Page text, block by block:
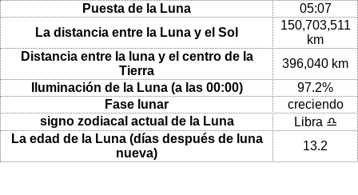
Puesta de la Luna
05:07
La distancia entre la Luna y el Sol
150,703,511
km
Distancia entre la luna y el centro de la
Tierra
396,040 km
Iluminación de la Luna (a las 00:00)
97.2%
Fase lunar
creciendo
signo zodiacal actual de la Luna
Libra ♎
La edad de la Luna (días después de luna
nueva)
13.2